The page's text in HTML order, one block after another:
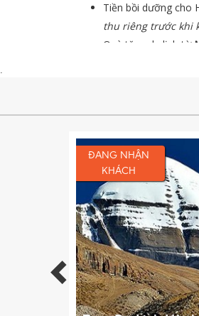
Tiền bồi dưỡng cho
thu riêng trước khi
Quà tặng du lịch từ
.
ĐANG NHẬN
KHÁCH